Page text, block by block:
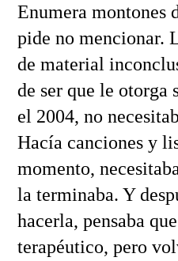
Enumera montones
pide no mencionar.
de material
de ser que le otorga
el 2004, no
Hacía canciones y
momento,
la terminaba. Y
hacerla, pensaba
terapéutico, pero